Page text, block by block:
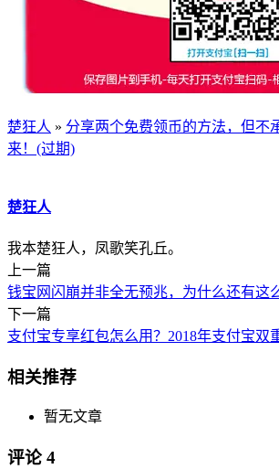
楚狂人 » 分享两个免费领币的方法，但不
来！(过期)
楚狂人
我本楚狂人，凤歌笑孔丘。
上一篇
钱宝网闪崩并非全无预兆，为什么还有这
下一篇
支付宝专享红包怎么用？2018年支付宝双
相关推荐
暂无文章
评论 4